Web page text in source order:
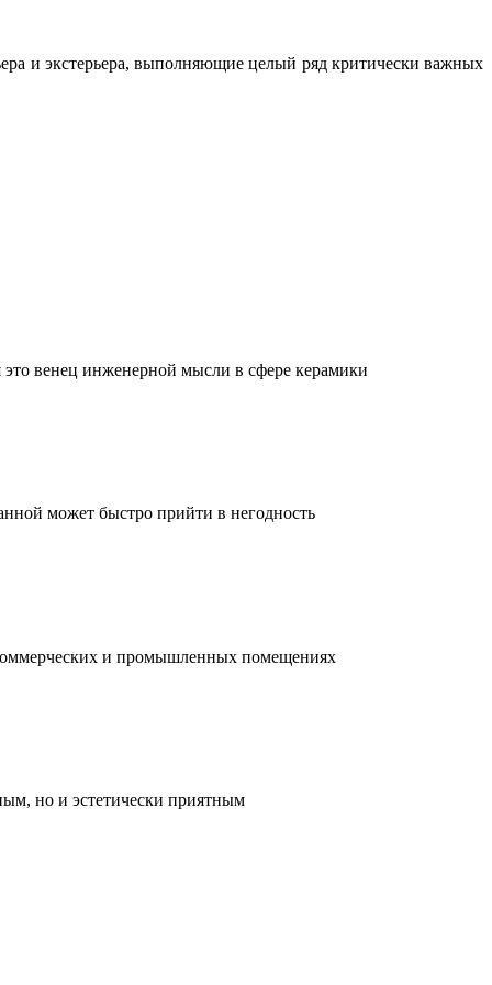
и экстерьера, выполняющие целый ряд критически важных
венец инженерной мысли в сфере керамики
может быстро прийти в негодность
и промышленных помещениях
но и эстетически приятным